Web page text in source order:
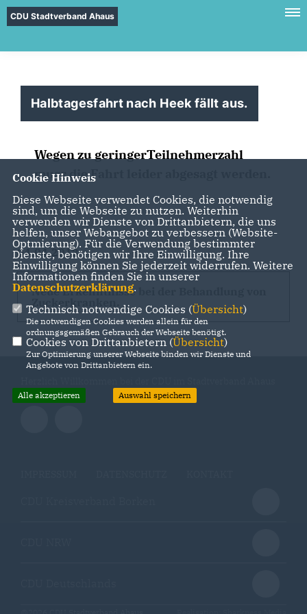
CDU Stadtverband Ahaus
Halbtagesfahrt nach Heek fällt aus.
Wegen zu geringerTeilnehmerzahl
muss die Fahrt leider abgesagt werden.
04.04.2013
Neue Erkenntnisse bei der Behandlung von
Zuckerkranken.
Cookie Hinweis
Diese Webseite verwendet Cookies, die notwendig
sind, um die Webseite zu nutzen. Weiterhin
verwenden wir Dienste von Drittanbietern, die uns
helfen, unser Webangebot zu verbessern (Website-
Optmierung). Für die Verwendung bestimmter
Dienste, benötigen wir Ihre Einwilligung. Ihre
Einwilligung können Sie jederzeit widerrufen. Weitere
Informationen finden Sie in unserer
Datenschutzerklärung.
Technisch notwendige Cookies (Übersicht)
Die notwendigen Cookies werden allein für den
ordnungsgemäßen Gebrauch der Webseite benötigt.
Cookies von Drittanbietern (Übersicht)
Zur Optimierung unserer Webseite binden wir Dienste und
Angebote von Drittanbietern ein.
Alle akzeptieren Auswahl speichern